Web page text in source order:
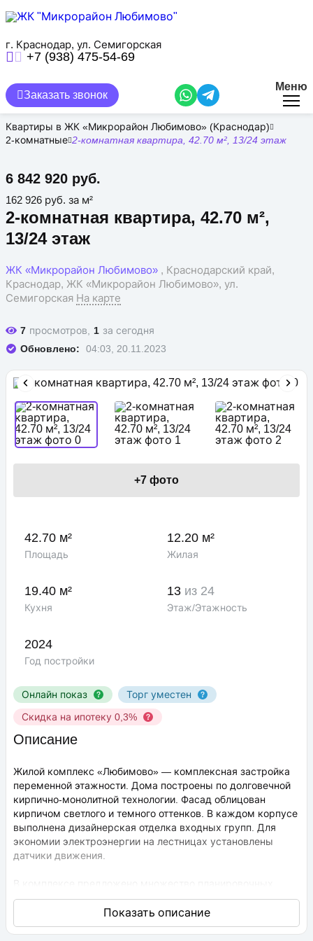
содержанию
г. Краснодар, ул. Семигорская
+7 (938) 475-54-69
Заказать звонок
Меню
Квартиры в ЖК «Микрорайон Любимово» (Краснодар)
2-комнатные 2-комнатная квартира, 42.70 м², 13/24 этаж
2-комнатная квартира, 42.70 м²,
13/24 этаж
6 842 920 руб.
ЖК «Микрорайон Любимово» , Краснодарский край,
Краснодар, ЖК «Микрорайон Любимово», ул.
Семигорская На карте
162 926 руб. за м²
7 просмотров, 1 за сегодня
Обновлено:
04:03, 20.11.2023
Онлайн показ
Торг уместен
Скидка на ипотеку 0,3%
+7 фото
42.70 м²
Площадь
12.20 м²
Жилая
19.40 м²
Кухня
13 из 24
Этаж/Этажность
2024
Год постройки
Описание
Жилой комплекс «Любимово» — комплексная застройка
переменной этажности. Дома построены по долговечной
кирпично-монолитной технологии. Фасад облицован
кирпичом светлого и темного оттенков. В каждом корпусе
выполнена дизайнерская отделка входных групп. Для
экономии электроэнергии на лестницах установлены
датчики движения.
решений: в наличии квартиры, как классического типа,
так и европланировки. Они сдаются с подчистовой
отделкой, высота потолков составляет 2,75 метра. В